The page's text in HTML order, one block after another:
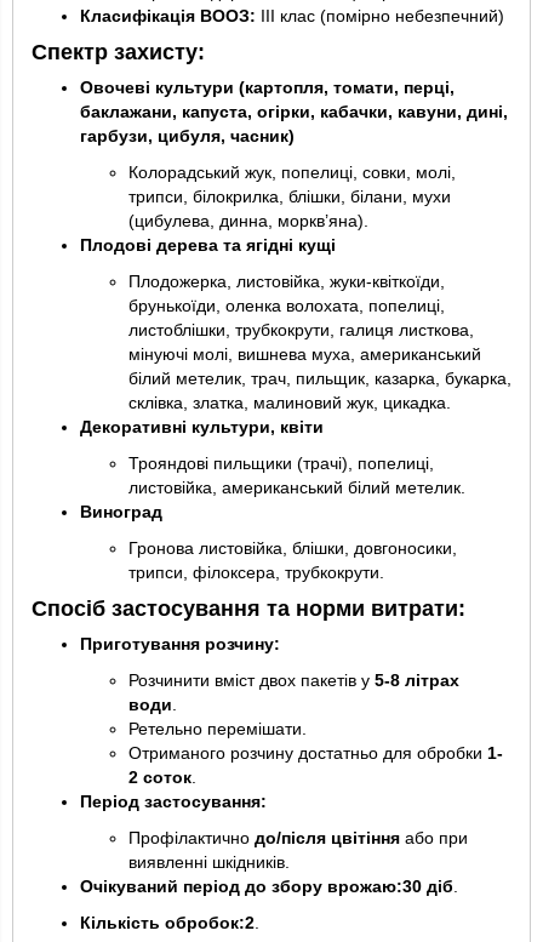
Класифікація ВООЗ: III клас (помірно небезпечний)
Спектр захисту:
Овочеві культури (картопля, томати, перці,
баклажани, капуста, огірки, кабачки, кавуни, дині,
гарбузи, цибуля, часник)
Колорадський жук, попелиці, совки, молі,
трипси, білокрилка, блішки, білани, мухи
(цибулева, динна, моркв’яна).
Плодові дерева та ягідні кущі
Плодожерка, листовійка, жуки-квіткоїди,
брунькоїди, оленка волохата, попелиці,
листоблішки, трубкокрути, галиця листкова,
мінуючі молі, вишнева муха, американський
білий метелик, трач, пильщик, казарка, букарка,
склівка, златка, малиновий жук, цикадка.
Декоративні культури, квіти
Трояндові пильщики (трачі), попелиці,
листовійка, американський білий метелик.
Виноград
Гронова листовійка, блішки, довгоносики,
трипси, філоксера, трубкокрути.
Спосіб застосування та норми витрати:
Приготування розчину:
Розчинити вміст двох пакетів у 5-8 літрах
води.
Ретельно перемішати.
Отриманого розчину достатньо для обробки 1-
2 соток.
Період застосування:
Профілактично до/після цвітіння або при
виявленні шкідників.
Очікуваний період до збору врожаю:30 діб.
Кількість обробок:2.